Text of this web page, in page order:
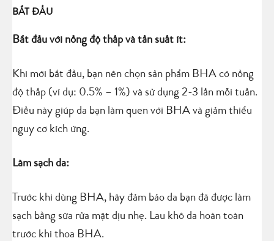
BẮT ĐẦU
Bắt đầu với nồng độ thấp và tần suất ít:
Khi mới bắt đầu, bạn nên chọn sản phẩm BHA có nồng
độ thấp (ví dụ: 0.5% – 1%) và sử dụng 2-3 lần mỗi tuần.
Điều này giúp da bạn làm quen với BHA và giảm thiểu
nguy cơ kích ứng.
Làm sạch da:
Trước khi dùng BHA, hãy đảm bảo da bạn đã được làm
sạch bằng sữa rửa mặt dịu nhẹ. Lau khô da hoàn toàn
trước khi thoa BHA.